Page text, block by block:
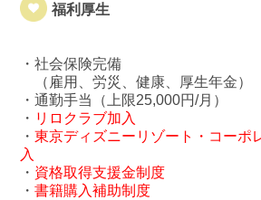
福利厚生
・社会保険完備
（雇用、労災、健康、厚生年金）
・通勤手当（上限25,000円/月）
・ リロクラブ加入
・ 東京ディズニーリゾート・コーポ
入
・ 資格取得支援金制度
・ 書籍購入補助制度